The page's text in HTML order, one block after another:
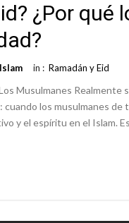
¿Por
in : Ramadán y Eid
Musulmanes
cuando los musulmanes
y el espíritu en el Islam.